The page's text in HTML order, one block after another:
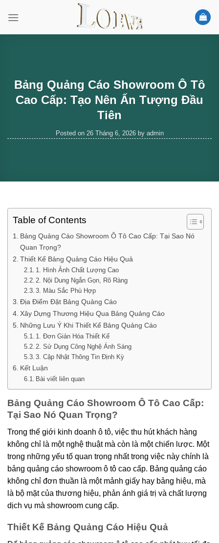
Bảng Quảng Cáo Showroom Ô Tô
Cao Cấp: Tạo Nên Ấn Tượng Đầu
Tiên
Posted on 26 Tháng 6, 2026by admin
Table of Contents
Bảng Quảng Cáo Showroom Ô Tô Cao Cấp: Tại Sao Nó
Quan Trọng?
Thiết Kế Bảng Quảng Cáo Hiệu Quả
1. Hình Ảnh Chất Lượng Cao
2. Nội Dung Ngắn Gọn, Rõ Ràng
3. Màu Sắc Phù Hợp
Địa Điểm Đặt Bảng Quảng Cáo
Xây Dựng Thương Hiệu Qua Bảng Quảng Cáo
Những Lưu Ý Khi Thiết Kế Bảng Quảng Cáo
1. Đơn Giản Hóa Thiết Kế
2. Sử Dụng Công Nghệ Ánh Sáng
3. Cập Nhật Thông Tin Định Kỳ
Kết Luận
Bài viết liên quan
Bảng Quảng Cáo Showroom Ô Tô Cao Cấp:
Tại Sao Nó Quan Trọng?
Trong thế giới kinh doanh ô tô, việc thu hút khách hàng
không chỉ là một nghệ thuật mà còn là một chiến lược. Một
trong những yếu tố quan trọng nhất trong việc này chính là
bảng quảng cáo showroom ô tô cao cấp. Bảng quảng cáo
không chỉ đơn thuần là một mảnh giấy hay bảng hiệu, mà
là bộ mặt của thương hiệu, phản ánh giá trị và chất lượng
dịch vụ mà showroom cung cấp.
Thiết Kế Bảng Quảng Cáo Hiệu Quả